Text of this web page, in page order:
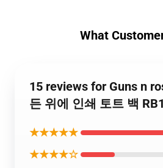
What
15 reviews for Guns n
든 위에 인쇄 토트 백
★★★★★
★★★★☆